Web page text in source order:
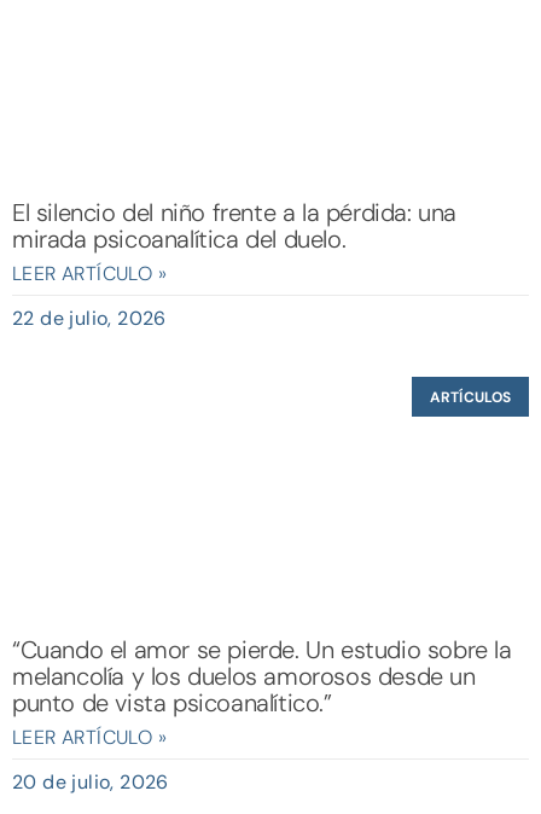
El silencio del niño frente a la pérdida: una
mirada psicoanalítica del duelo.
LEER ARTÍCULO »
22 de julio, 2026
ARTÍCULOS
“Cuando el amor se pierde. Un estudio sobre la
melancolía y los duelos amorosos desde un
punto de vista psicoanalítico.”
LEER ARTÍCULO »
20 de julio, 2026